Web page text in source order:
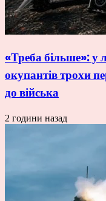
«Треба більше»: у
окупантів трохи
до війська
2 години назад